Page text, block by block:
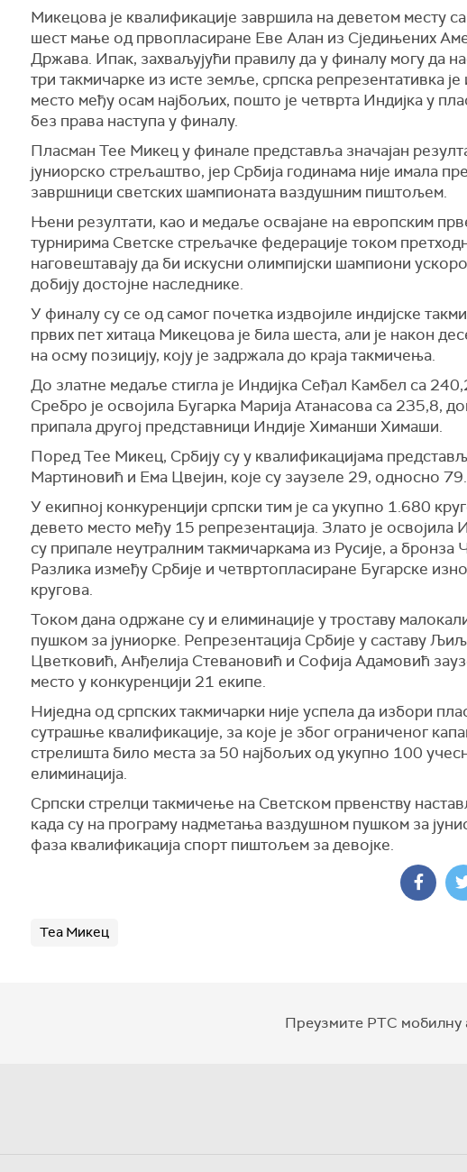
Микецова је квалификације завршила на деветом месту
шест мање од првопласиране Еве Алан из Сједињених
Држава. Ипак, захваљујући правилу да у финалу могу да
три такмичарке из исте земље, српска репрезентативка
место међу осам најбољих, пошто је четврта Индијка у
без права наступа у финалу.
Пласман Теe Микец у финале представља значајан
јуниорско стрељаштво, јер Србија годинама није имала
завршници светских шампионата ваздушним пиштољем.
Њени резултати, као и медаље освајане на европским
турнирима Светске стрељачке федерације током
наговештавају да би искусни олимпијски шампиони
добију достојне наследнике.
У финалу су се од самог почетка издвојиле индијске
првих пет хитаца Микецова је била шеста, али је након
на осму позицију, коју је задржала до краја такмичења.
До златне медаље стигла је Индијка Сеђал Камбел са
Сребро је освојила Бугарка Марија Атанасова са 235,8,
припала другој представници Индије Химанши Химаши.
Поред Теe Микец, Србију су у квалификацијама
Мартиновић и Ема Цвејин, које су заузеле 29, односно
У екипној конкуренцији српски тим је са укупно 1.680
девето место међу 15 репрезентација. Злато је освојила
су припале неутралним такмичаркама из Русије, а бронза
Разлика између Србије и четвртопласиране Бугарске
кругова.
Током дана одржане су и елиминације у троставу
пушком за јуниорке. Репрезентација Србије у саставу
Цветковић, Анђелија Стевановић и Софија Адамовић
место у конкуренцији 21 екипе.
Ниједна од српских такмичарки није успела да избори
сутрашње квалификације, за које је због ограниченог
стрелишта било места за 50 најбољих од укупно 100
елиминација.
Српски стрелци такмичење на Светском првенству
када су на програму надметања ваздушном пушком за
фаза квалификација спорт пиштољем за девојке.
Теа Микец
Преузмите РТС мобилну